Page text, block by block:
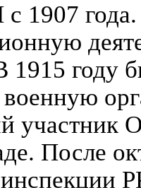
1907 года.
1915 году
военную
участник
После